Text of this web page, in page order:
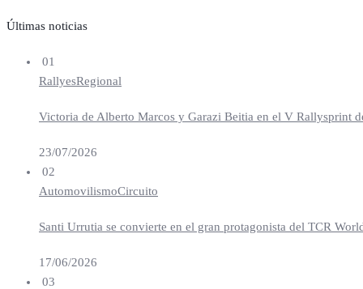
Últimas noticias
01
RallyesRegional
Victoria de Alberto Marcos y Garazi Beitia en el V Rallysprint
23/07/2026
02
AutomovilismoCircuito
Santi Urrutia se convierte en el gran protagonista del TCR
17/06/2026
03